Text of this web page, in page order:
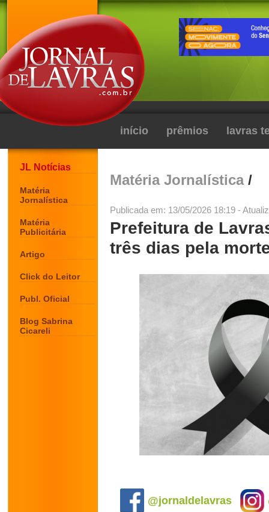
início prêmios lavras
JL Notícias
Matéria
Jornalística
Matéria
Publicitária
Artigo
Click do Leitor
Publ. Oficial
Blog Sabrina
Cicareli
Matéria Jornalística/
Publicada em: 13/05/2026 18:19 -
Prefeitura de
três dias pela
@jornaldelavras